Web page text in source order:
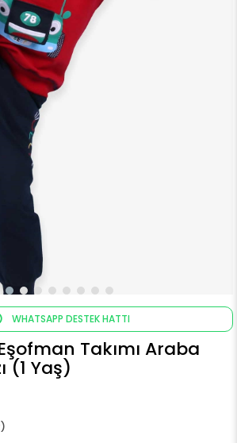
WHATSAPP DESTEK HATTI
Takımı Araba
(1 Yaş)